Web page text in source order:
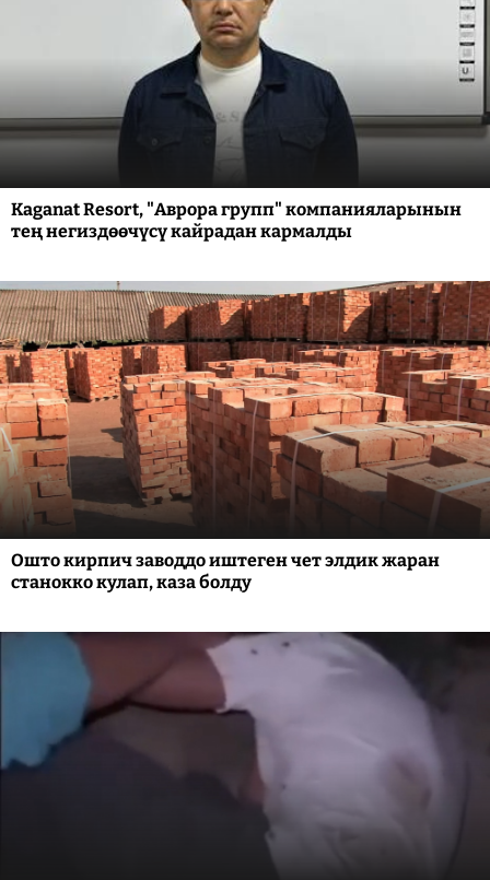
Kaganat Resort, "Аврора групп" компанияларынын
тең негиздөөчүсү кайрадан кармалды
Ошто кирпич заводдо иштеген чет элдик жаран
станокко кулап, каза болду